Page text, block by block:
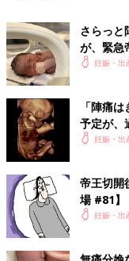
さらっと
が、緊急
妊娠・出
「陣痛
予定が、
出産体験
妊娠・出
帝王切開
場 #81】
妊娠・出